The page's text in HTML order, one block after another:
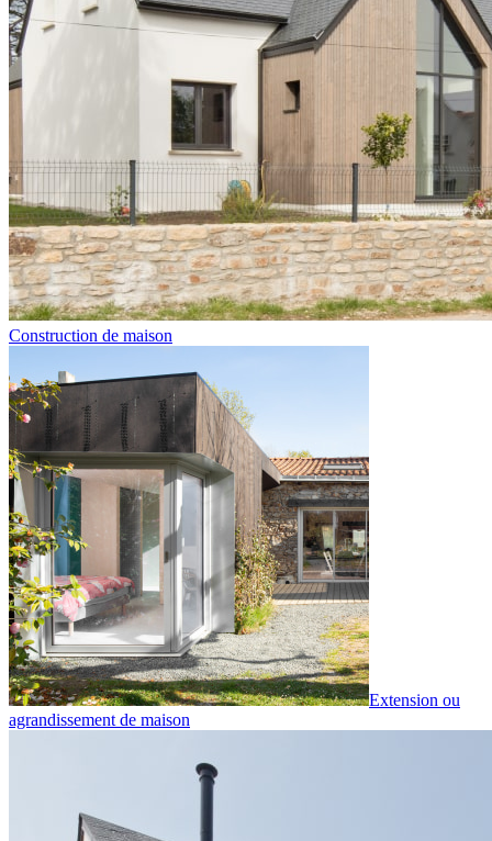
Construction de maison
Extension ou
agrandissement de maison